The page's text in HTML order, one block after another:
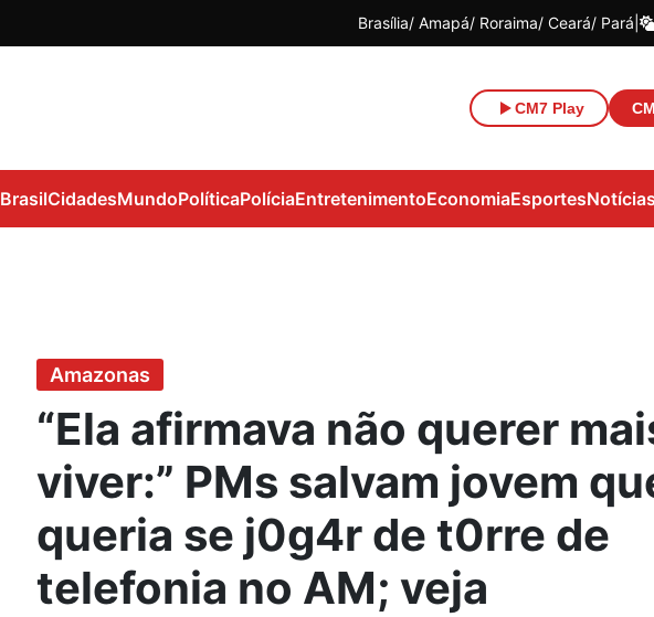
Brasília Amapá Roraima Ceará Pará
CM7 Play
BrasilCidadesMundoPolíticaPolíciaEntretenimentoEconomiaEsportes
Amazonas
“Ela afirmava não querer
viver:” PMs salvam jovem
queria se j0g4r de t0rre de
telefonia no AM; veja